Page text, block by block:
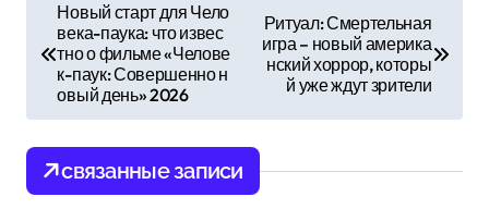
и
г
а
Новый старт для Чело
века-паука: что извес
тно о фильме «Челове
к-паук: Совершенно н
овый день» 2026
Ритуал: Смертельная
игра – новый америка
нский хоррор, которы
й уже ждут зрители
связанные записи